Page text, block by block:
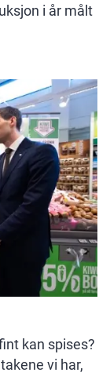
i år målt
kan spises?
vi har,